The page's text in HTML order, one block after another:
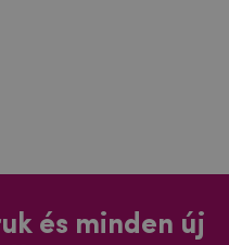
és minden új